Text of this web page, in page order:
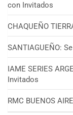
con Invitados
CHAQUEÑO
SANTIAGUEÑO:
IAME SERIES
Invitados
RMC BUENOS